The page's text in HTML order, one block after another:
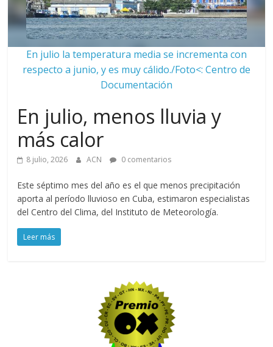
En julio la temperatura media se incrementa con
respecto a junio, y es muy cálido./Foto<: Centro de
Documentación
En julio, menos lluvia y
más calor
8 julio, 2026 ACN 0 comentarios
Este séptimo mes del año es el que menos precipitación
aporta al período lluvioso en Cuba, estimaron especialistas
del Centro del Clima, del Instituto de Meteorología.
Leer más